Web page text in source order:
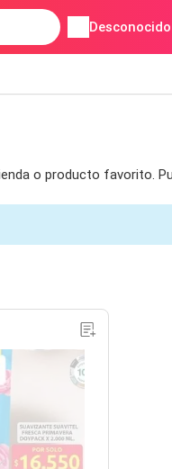
Desconocido
o producto favorito.